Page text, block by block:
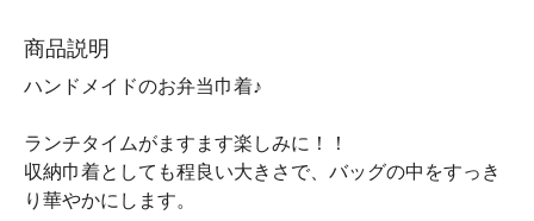
商品説明
ハンドメイドのお弁当巾着♪
ランチタイムがますます楽しみに！！
収納巾着としても程良い大きさで、バッグの中をすっき
り華やかにします。